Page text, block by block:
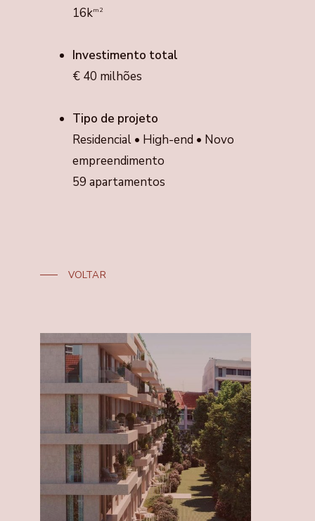
16km2
Investimento total
€ 40 milhões
Tipo de projeto
Residencial • High-end • Novo
empreendimento
59 apartamentos
VOLTAR